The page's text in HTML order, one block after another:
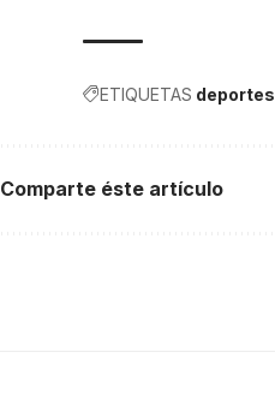
ETIQUETAS deportes
Comparte éste artículo